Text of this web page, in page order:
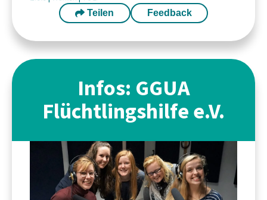
Teilen Feedback
Infos: GGUA
Flüchtlingshilfe e.V.